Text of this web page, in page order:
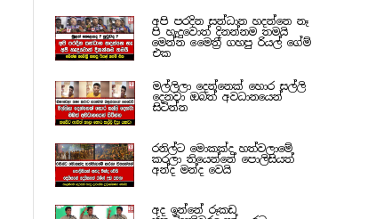
අපි පරදින සන්ධාන හදන්නෙ නෑ
පි හැදුවොත් දිනන්නම තමයි
මෙන්න මෛත්‍රී ගහපු රියල් ගේම්
එක
මල්ලිලා දෙන්නෙක් හොර සල්ලි
දෙනවා ඔබත් අවධානයෙන්
සිටින්න
රනිල්ට මොකක්ද හත්වලාමේ
කරලා තියෙන්නේ පොලිසියත්
අන්ද මන්ද වෙයි
අද ඉන්නේ රූකඩ